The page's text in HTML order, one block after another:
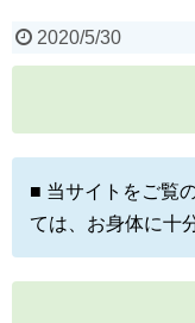
2020/5/30
■ 当サイトをご覧
ては、お身体に十